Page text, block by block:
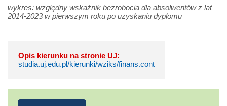
wykres: względny wskaźnik bezrobocia dla absolwentów z lat
2014-2023 w pierwszym roku po uzyskaniu dyplomu
Opis kierunku na stronie UJ:
studia.uj.edu.pl/kierunki/wziks/finans.cont